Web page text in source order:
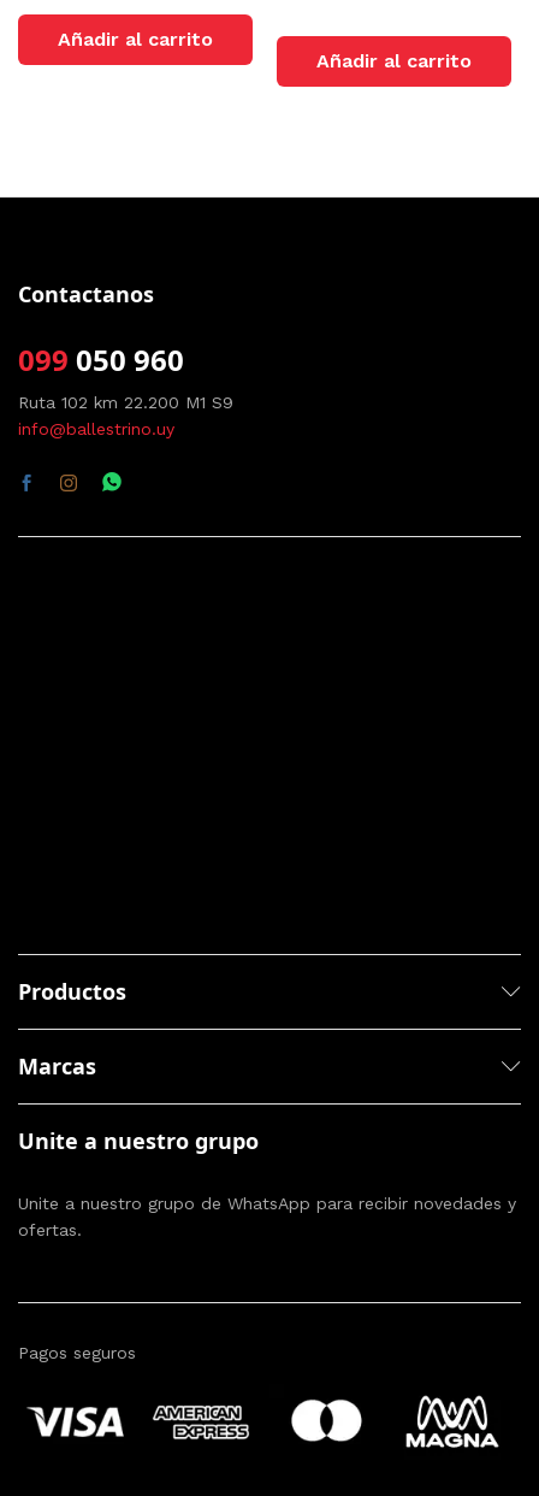
Añadir al carrito
Añadir al carrito
Contactanos
099 050 960
Ruta 102 km 22.200 M1 S9
info@ballestrino.uy
Productos
Marcas
Unite a nuestro grupo
Unite a nuestro grupo de WhatsApp para recibir novedades y
ofertas.
Pagos seguros